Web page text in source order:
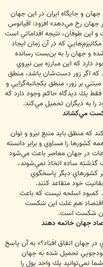
‌جهان ‌و ‌جايگاه ‌ايران ‌در ‌اين ‌جهان
‌جهان ‌رخ ‌مي‌دهد» افزود: ‌اقيانوس
‌اين ‌طوفان، ‌نتيجه ‌اقداماتي ‌است
‌كه ‌در ‌آن ‌زمان ‌ايجاد
‌و ‌جهان ‌را ‌به ‌بن‌بست ‌رسانده‌
‌كه ‌اين ‌مبارزه ‌بين ‌نيروي
‌اگر ‌زور ‌دست‌شان ‌باشد، ‌منطق
‌بر ‌زور، ‌منطق ‌يكجانبه‌گرايي و
‌فقط ‌يك ‌ديدگاه ‌حاكم ‌وجود ‌دارد ‌كه
‌را ‌به ‌ديگران ‌تحميل ‌مي‌كند.
مي‌كشاند
‌كه ‌منطق ‌بايد ‌منبع ‌نيرو ‌و ‌توان
‌كشورها ‌را مساوي و ‌برابر ‌دانسته
‌در ‌جهان ‌معاصر ‌باعث ‌مي‌شود
‌گذشته ‌ساده ‌اتخاذ ‌نمي‌شوند،
‌كشورهاي ‌ديگر ‌پاسخگوي
‌خود ‌متقاعد ‌كنند.
‌كمبود ‌اسلحه ‌نيست ‌كه ‌باعث
‌هم ‌علت ‌اين ‌شكست
‌شكست ‌است.
‌جهان خاتمه دهند
‌جهان ‌اتفاق ‌افتاد؟» به آن پاسخ
‌تحميل ‌شده به ‌جهان
‌نمي‌توانيد ‌يك ‌واحد ‌پول ‌را